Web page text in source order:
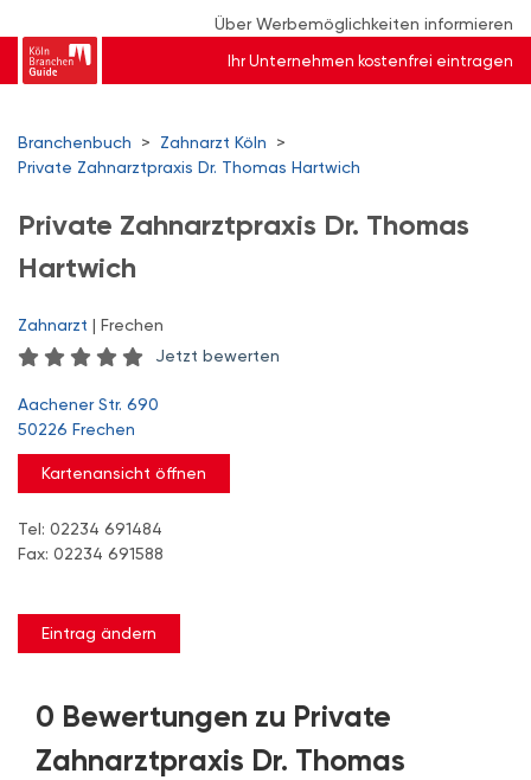
Über Werbemöglichkeiten informieren
Ihr Unternehmen kostenfrei eintragen
Branchenbuch > Zahnarzt Köln
>
Private Zahnarztpraxis Dr. Thomas Hartwich
Private Zahnarztpraxis Dr. Thomas
Hartwich
Zahnarzt | Frechen
Jetzt bewerten
Aachener Str. 690
50226 Frechen
Kartenansicht öffnen
Tel: 02234 691484
Fax: 02234 691588
Eintrag ändern
0 Bewertungen zu Private
Zahnarztpraxis Dr. Thomas